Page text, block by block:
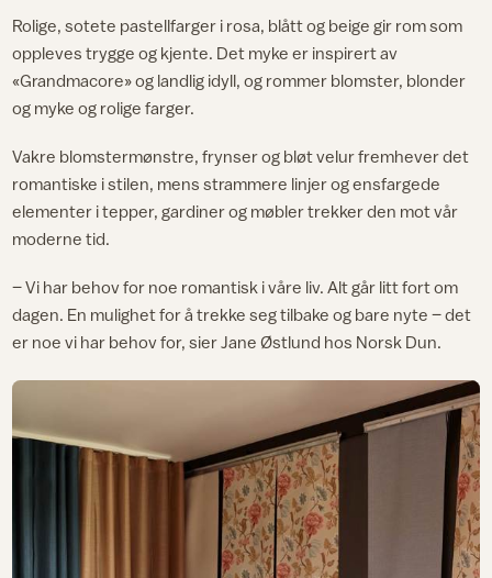
Rolige, sotete pastellfarger i rosa, blått og beige gir rom som
oppleves trygge og kjente. Det myke er inspirert av
«Grandmacore» og landlig idyll, og rommer blomster, blonder
og myke og rolige farger.
Vakre blomstermønstre, frynser og bløt velur fremhever det
romantiske i stilen, mens strammere linjer og ensfargede
elementer i tepper, gardiner og møbler trekker den mot vår
moderne tid.
– Vi har behov for noe romantisk i våre liv. Alt går litt fort om
dagen. En mulighet for å trekke seg tilbake og bare nyte – det
er noe vi har behov for, sier Jane Østlund hos Norsk Dun.